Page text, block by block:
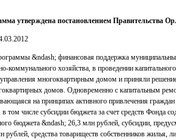
утверждена постановлением Правительства
&ndash; финансовая поддержка
коммунального хозяйства, в проведении
многоквартирным домом и приняли
домов. Одновременно с капитальным
на принципах активного привлечения
в том числе субсидии бюджета за счет средств
бюджета &ndash; 26,3 млн рублей, субсидии,
рублей, средства товариществ собственников